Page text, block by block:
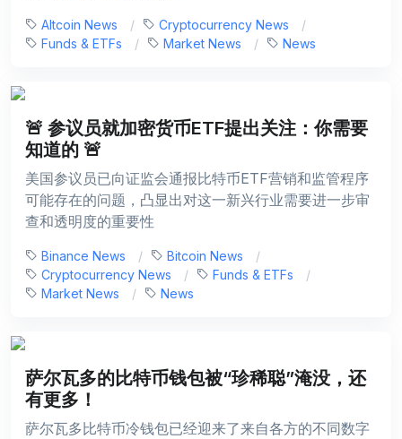
Altcoin News
Cryptocurrency News
Funds & ETFs
Market News News
🚨 参议员就加密货币ETF提出关注：你需要
知道的 🚨
美国参议员已向证监会通报比特币ETF营销和监管程序
可能存在的问题，凸显出对这一新兴行业需要进一步审
查和透明度的重要性
Binance News
Bitcoin News
Cryptocurrency News
Funds & ETFs
Market News
News
萨尔瓦多的比特币钱包被“珍稀聪”淹没，还
有更多！
萨尔瓦多比特币冷钱包已经迎来了来自各方的不同数字